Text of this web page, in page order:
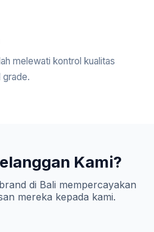
melewati kontrol kualitas
grade.
Kami?
di Bali mempercayakan
mereka kepada kami.